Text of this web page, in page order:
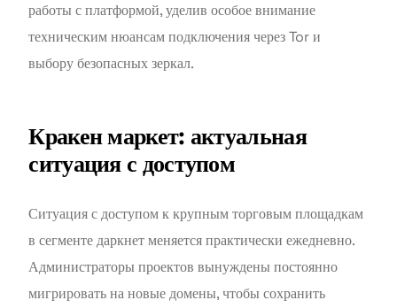
работы с платформой, уделив особое внимание
техническим нюансам подключения через Tor и
выбору безопасных зеркал.
Кракен маркет: актуальная
ситуация с доступом
Ситуация с доступом к крупным торговым площадкам
в сегменте даркнет меняется практически ежедневно.
Администраторы проектов вынуждены постоянно
мигрировать на новые домены, чтобы сохранить